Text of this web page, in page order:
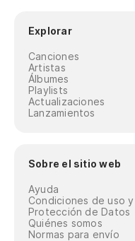
Explorar
Canciones
Artistas
Álbumes
Playlists
Actualizaciones
Lanzamientos
Sobre el sitio web
Ayuda
Condiciones de uso
Protección de Datos
Quiénes somos
Normas para envío